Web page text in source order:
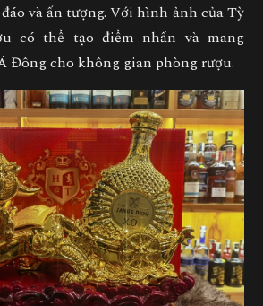
và ấn tượng. Với hình ảnh của Tỳ
có thể tạo điểm nhấn và mang
Đông cho không gian phòng rượu.